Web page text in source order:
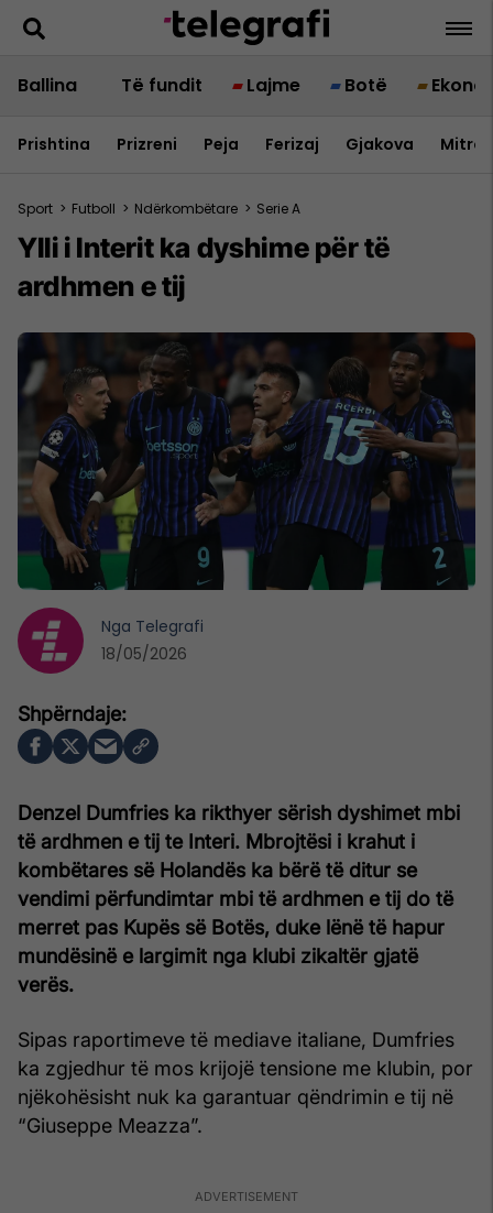
Ballina Të fundit Lajme Botë
Prishtina Prizreni Peja Ferizaj Gjakova
Sport > Futboll > Ndërkombëtare > Serie A
Ylli i Interit ka dyshime për të
ardhmen e tij
Denzel Dumfries ka rikthyer sërish dyshimet mbi
të ardhmen e tij te Interi. Mbrojtësi i krahut i
kombëtares së Holandës ka bërë të ditur se
vendimi përfundimtar mbi të ardhmen e tij do të
merret pas Kupës së Botës, duke lënë të hapur
mundësinë e largimit nga klubi zikaltër gjatë
verës.
Sipas raportimeve të mediave italiane, Dumfries
ka zgjedhur të mos krijojë tensione me klubin, por
njëkohësisht nuk ka garantuar qëndrimin e tij në
“Giuseppe Meazza”.
Nga Telegrafi
18/05/2026